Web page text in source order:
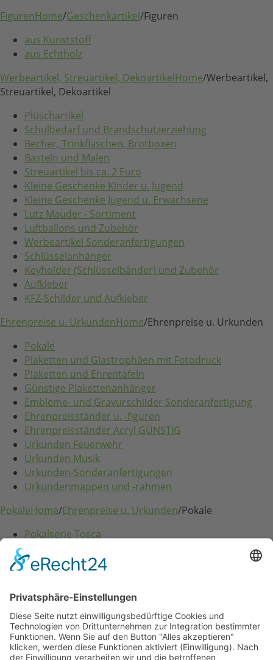
FigurenHome/Geschenkartikel/Figuren
aus Kunststoff
aus Echtholz
Werbeartikel, Streuartikel, DekoartikelHome/Werbeartikel,
Streuartikel, Dekoartikel
Plüschartikel
Schulbedarf und Brandschutzerziehung
Becher, Trinkflaschen, Brotboxen
Basteln und Malen
Streuartikel bis ca. 2 Euro
Kleine Geschenke Kinder u. Jugend
Kleine Geschenke Jugend u. Erwachsene
Lutz Mauder - Sortiment
Luftballons und Zubehör
Werbeartikel Sonderanfertigungen
Schlüsselanhänger
Keyholder (Schlüsselbänder) und Zubehör
Aufkleber
KFZ-Schilder und Aufkleber
Ehrenpreise u. UrkundenHome/Ehrenpreise u. Urkunden
Pokale
Plaketten und Glastrophäen mit Fotodruck
Plaketten und Ehrentafeln
Günstige Plakettenanhänger
Embleme- und Gravurschilder Sonderanfertigung
Ehrenpreisständer u. -figuren
Ehrenpreisständer Acryl GÜNSTIG
Urkunden Feuerwehr
Urkunden Musik
Urkunden-Sonderanfertigungen
Urkundenmappen und -rahmen
PokaleHome/Ehrenpreise u. Urkunden/Pokale
Pokalserie Tosca
FestartikelHome/Festartikel
Glückwunschkarten und Geschenkpapier
Eintritts- u. Festabzeichen
Dekorationen
Organisationsmaterial
Wachsfackeln, Stempel